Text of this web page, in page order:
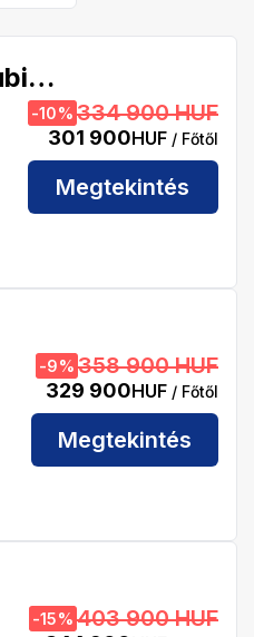
El Karma Aqua Beach Resort (ex. Nubia Aqua Beach Resort)
-10% 334 900 HUF
301 900HUF / Főtől
Megtekintés
-9% 358 900 HUF
329 900HUF / Főtől
Megtekintés
-15% 403 900 HUF